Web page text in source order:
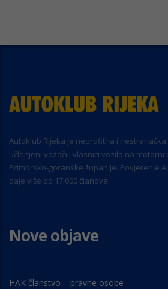
Autoklub Rijeka je neprofitna i
učlanjeni vozači i vlasnici vozila na motorni
Primorsko-goranske županije. Povjerenje
daje više od 17.000 članova.
Nove objave
HAK članstvo – pravne osobe